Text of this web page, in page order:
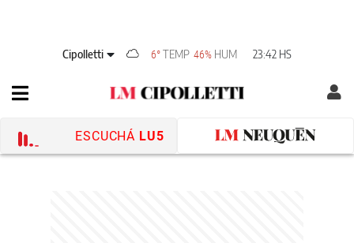
Cipolletti 6°TEMP 46% HUM 23:42 HS
ESCUCHÁ LU5